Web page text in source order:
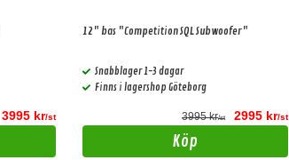
3995 kr/st
12" bas "Competition SQL Subwoofer"
Snabblager 1-3 dagar
Finns i lagershop Göteborg
3995 kr/st 2995 kr/st
Köp